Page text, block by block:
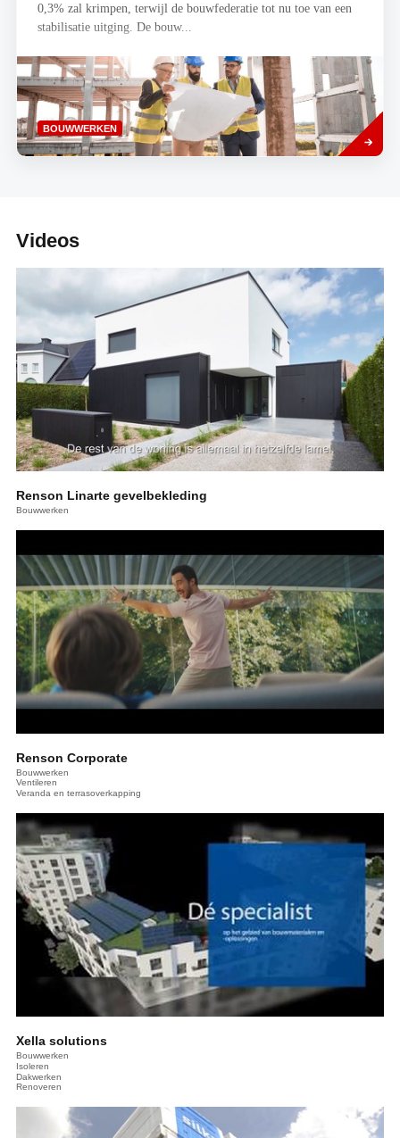
0,3% zal krimpen, terwijl de bouwfederatie tot nu toe van een
stabilisatie uitging. De bouw...
BOUWWERKEN
Lees
meer
Videos
Renson Linarte gevelbekleding
Bouwwerken
Renson Corporate
Bouwwerken
Ventileren
Veranda en terrasoverkapping
Xella solutions
Bouwwerken
Isoleren
Dakwerken
Renoveren